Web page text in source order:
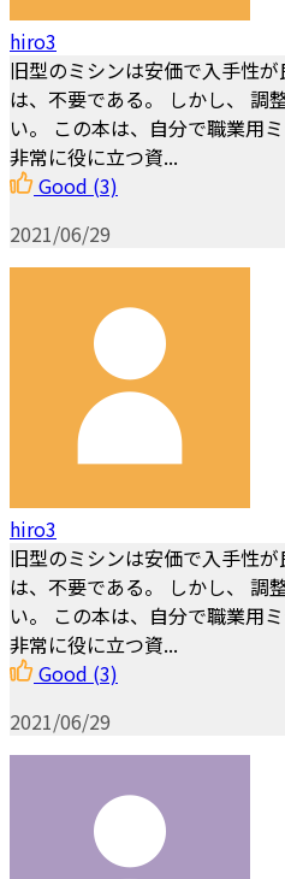
hiro3
旧型のミシンは安価で入手性
は、不要である。 しかし、 調
い。 この本は、自分で職業用
非常に役に立つ資...
Good (3)
2021/06/29
hiro3
旧型のミシンは安価で入手性
は、不要である。 しかし、 調
い。 この本は、自分で職業用
非常に役に立つ資...
Good (3)
2021/06/29